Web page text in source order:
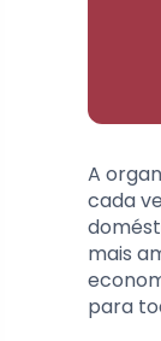
A
cada
mais
para